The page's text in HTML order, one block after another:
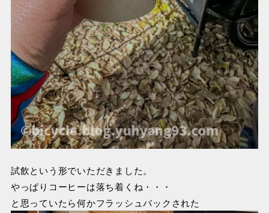
試飲という形でいただきました。
やっぱりコーヒーは落ち着くね・・・
と思っていたら何かフラッシュバックされた